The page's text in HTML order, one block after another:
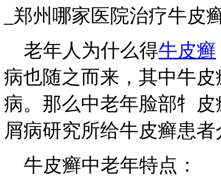
_郑州哪家医院治疗牛皮
老年人为什么得牛皮癣
病也随之而来，其中牛
病。那么中老年脸部牜
屑病研究所给牛皮癣患
牛皮癣中老年特点：